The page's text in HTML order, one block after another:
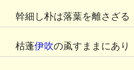
幹細し朴は落葉を離さざる
枯蓬伊吹の颪すままにあり